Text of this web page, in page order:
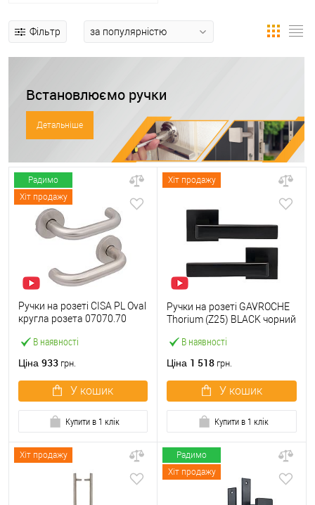
Фільтр
Встановлюємо ручки
Детальніше
Радимо
Хіт продажу
В наявності
Ручки на розеті CISA PL Oval
кругла розета 07070.70
Ціна 933 грн.
У кошик
Купити в 1 клік
Хіт продажу
В наявності
Ручки на розеті GAVROCHE
Thorium (Z25) BLACK чорний
Ціна 1 518 грн.
У кошик
Купити в 1 клік
Хіт продажу
Радимо
Хіт продажу